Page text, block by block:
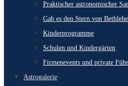
Praktischer astronomischer
Gab es den Stern von
Kinderprogramme
Schulen und Kindergärten
Firmenevents und private
Astrogalerie